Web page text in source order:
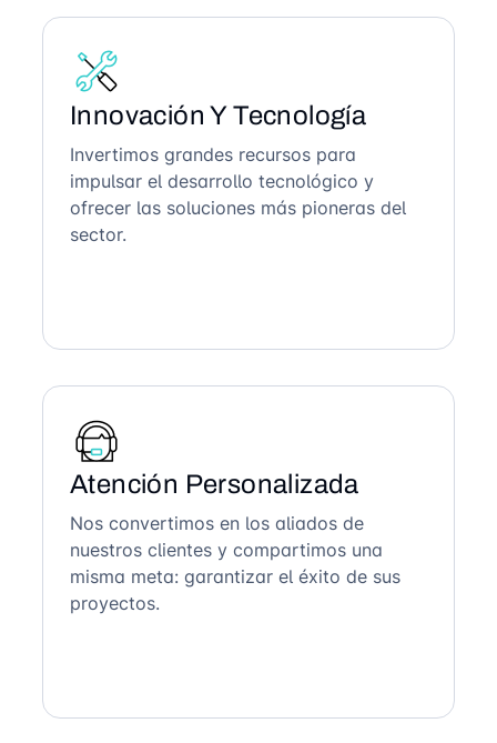
Innovación Y Tecnología
Invertimos grandes recursos para
impulsar el desarrollo tecnológico y
ofrecer las soluciones más pioneras del
sector.
Atención Personalizada
Nos convertimos en los aliados de
nuestros clientes y compartimos una
misma meta: garantizar el éxito de sus
proyectos.